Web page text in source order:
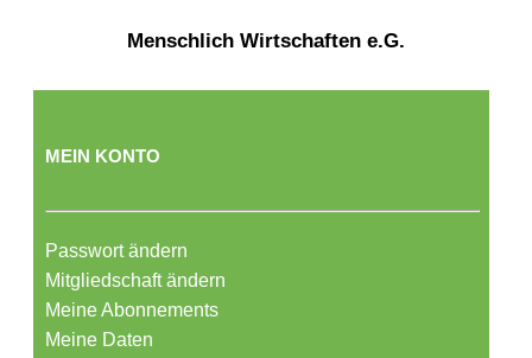
Menschlich Wirtschaften e.G.
MEIN KONTO
Passwort ändern
Mitgliedschaft ändern
Meine Abonnements
Meine Daten